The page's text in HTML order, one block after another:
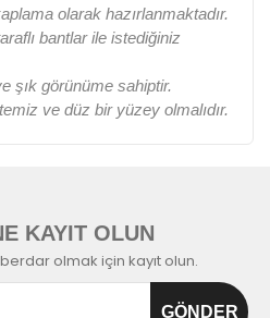
olarak hazırlanmaktadır.
bantlar ile istediğiniz
şık görünüme sahiptir.
ve düz bir yüzey olmalıdır.
KAYIT OLUN
olmak için kayıt olun.